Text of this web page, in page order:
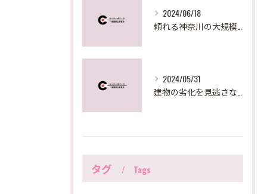
2024/06/18
2024/05/31
タグ Tags